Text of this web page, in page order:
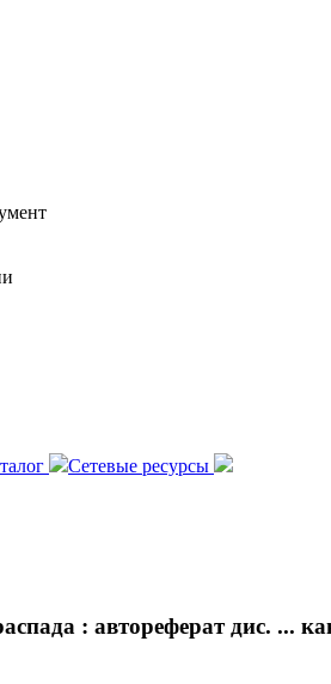
Сетевые ресурсы
: автореферат дис. ...